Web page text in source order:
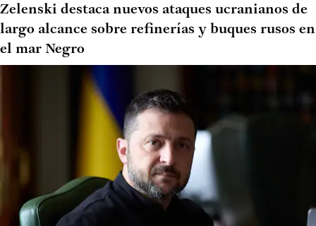
Zelenski destaca nuevos ataques ucranianos de
largo alcance sobre refinerías y buques rusos en
el mar Negro